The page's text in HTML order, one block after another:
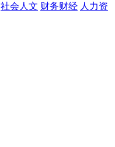
社会人文 财务财经 人力资